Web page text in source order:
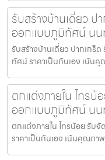
รับสร้างบ้านเดี่ยว
ออกแบบภูมิทัศน์ น
รับสร้างบ้านเดี่ยว ปากเก
ทัศน์ ราคาเป็นกันเอง เน้น
ตกแต่งภายใน ไทร
ออกแบบภูมิทัศน์ น
ตกแต่งภายใน ไทรน้อย รั
ราคาเป็นกันเอง เน้นคุณภ